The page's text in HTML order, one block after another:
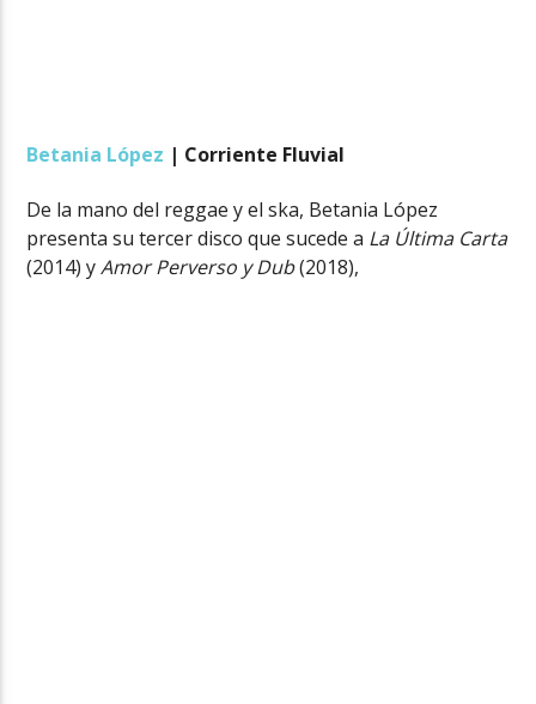
Betania López | Corriente Fluvial
De la mano del reggae y el ska, Betania López
presenta su tercer disco que sucede a La Última Carta
(2014) yAmor Perverso y Dub(2018),